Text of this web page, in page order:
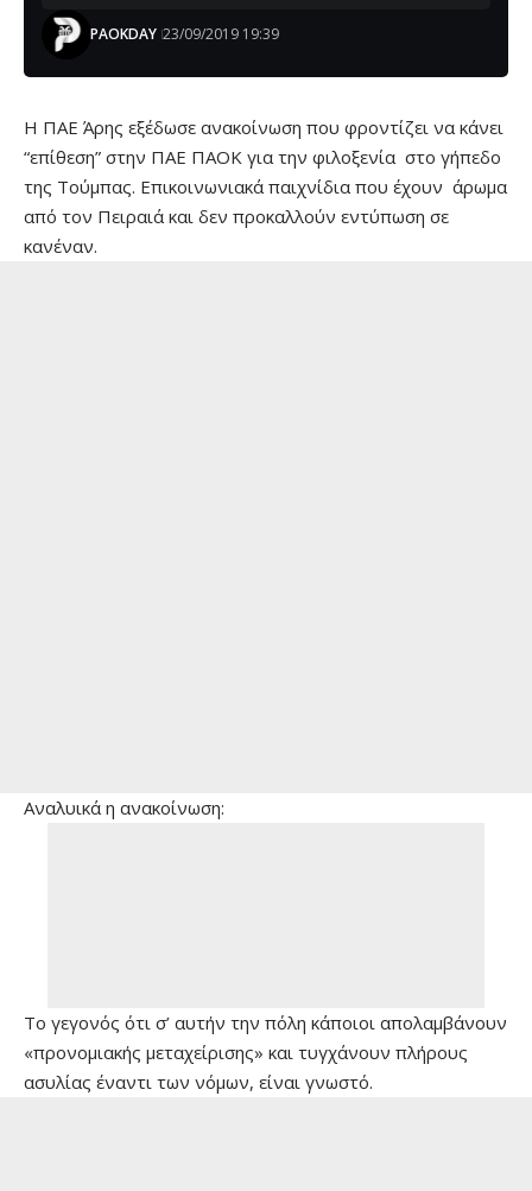
PAOKDAY 23/09/2019 19:39
H ΠΑΕ Άρης εξέδωσε ανακοίνωση που φροντίζει να κάνει
“επίθεση” στην ΠΑΕ ΠΑΟΚ για την φιλοξενία στο γήπεδο
της Τούμπας. Επικοινωνιακά παιχνίδια που έχουν άρωμα
από τον Πειραιά και δεν προκαλλούν εντύπωση σε
κανέναν.
Αναλυικά η ανακοίνωση:
Το γεγονός ότι σ’ αυτήν την πόλη κάποιοι απολαμβάνουν
«προνομιακής μεταχείρισης» και τυγχάνουν πλήρους
ασυλίας έναντι των νόμων, είναι γνωστό.